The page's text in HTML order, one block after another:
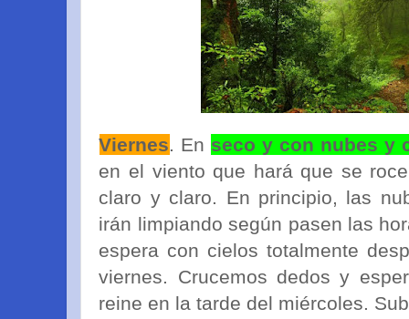
Viernes . En seco y con nubes y
en el viento que hará que se
claro y claro. En principio, las
irán limpiando según pasen las
espera con cielos totalmente
viernes. Crucemos dedos y
reine en la tarde del miércoles.